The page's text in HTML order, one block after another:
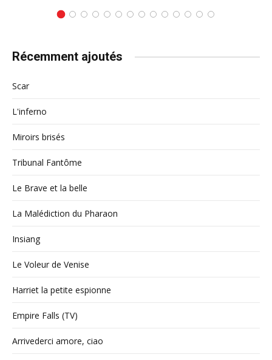
Récemment ajoutés
Scar
L'inferno
Miroirs brisés
Tribunal Fantôme
Le Brave et la belle
La Malédiction du Pharaon
Insiang
Le Voleur de Venise
Harriet la petite espionne
Empire Falls (TV)
Arrivederci amore, ciao